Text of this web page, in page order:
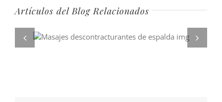
Artículos del Blog Relacionados